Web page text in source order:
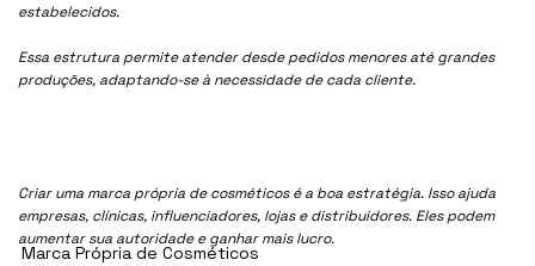
estabelecidos.
Essa estrutura permite atender desde pedidos menores até grandes
produções, adaptando-se à necessidade de cada cliente.
Criar uma marca própria de cosméticos é a boa estratégia. Isso ajuda
empresas, clínicas, influenciadores, lojas e distribuidores. Eles podem
aumentar sua autoridade e ganhar mais lucro.
Marca Própria de Cosméticos